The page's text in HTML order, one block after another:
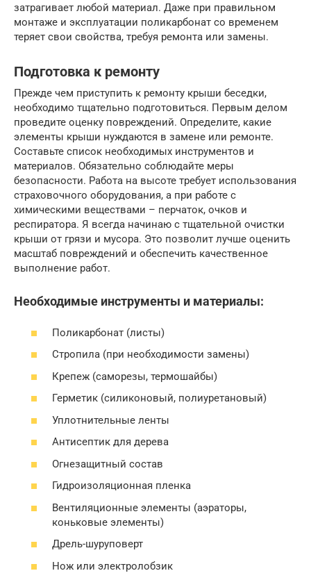
затрагивает любой материал. Даже при правильном
монтаже и эксплуатации поликарбонат со временем
теряет свои свойства, требуя ремонта или замены.
Подготовка к ремонту
Прежде чем приступить к ремонту крыши беседки,
необходимо тщательно подготовиться. Первым делом
проведите оценку повреждений. Определите, какие
элементы крыши нуждаются в замене или ремонте.
Составьте список необходимых инструментов и
материалов. Обязательно соблюдайте меры
безопасности. Работа на высоте требует использования
страховочного оборудования, а при работе с
химическими веществами – перчаток, очков и
респиратора. Я всегда начинаю с тщательной очистки
крыши от грязи и мусора. Это позволит лучше оценить
масштаб повреждений и обеспечить качественное
выполнение работ.
Необходимые инструменты и материалы:
Поликарбонат (листы)
Стропила (при необходимости замены)
Крепеж (саморезы, термошайбы)
Герметик (силиконовый, полиуретановый)
Уплотнительные ленты
Антисептик для дерева
Огнезащитный состав
Гидроизоляционная пленка
Вентиляционные элементы (аэраторы,
коньковые элементы)
Дрель-шуруповерт
Нож или электролобзик